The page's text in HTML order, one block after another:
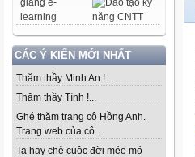
CÁC Ý KIẾN MỚI NHẤT
Thăm thầy Minh An !...
Thăm thầy Tình !...
Ghé thăm trang cô Hồng Anh.
Trang web của cô...
Ta hay chê cuộc đời méo mó